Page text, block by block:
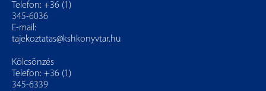
Telefon: +36 (1)
345-6036
E-mail:
tajekoztatas@kshkonyvtar.hu
Kölcsönzés
Telefon: +36 (1)
345-6339